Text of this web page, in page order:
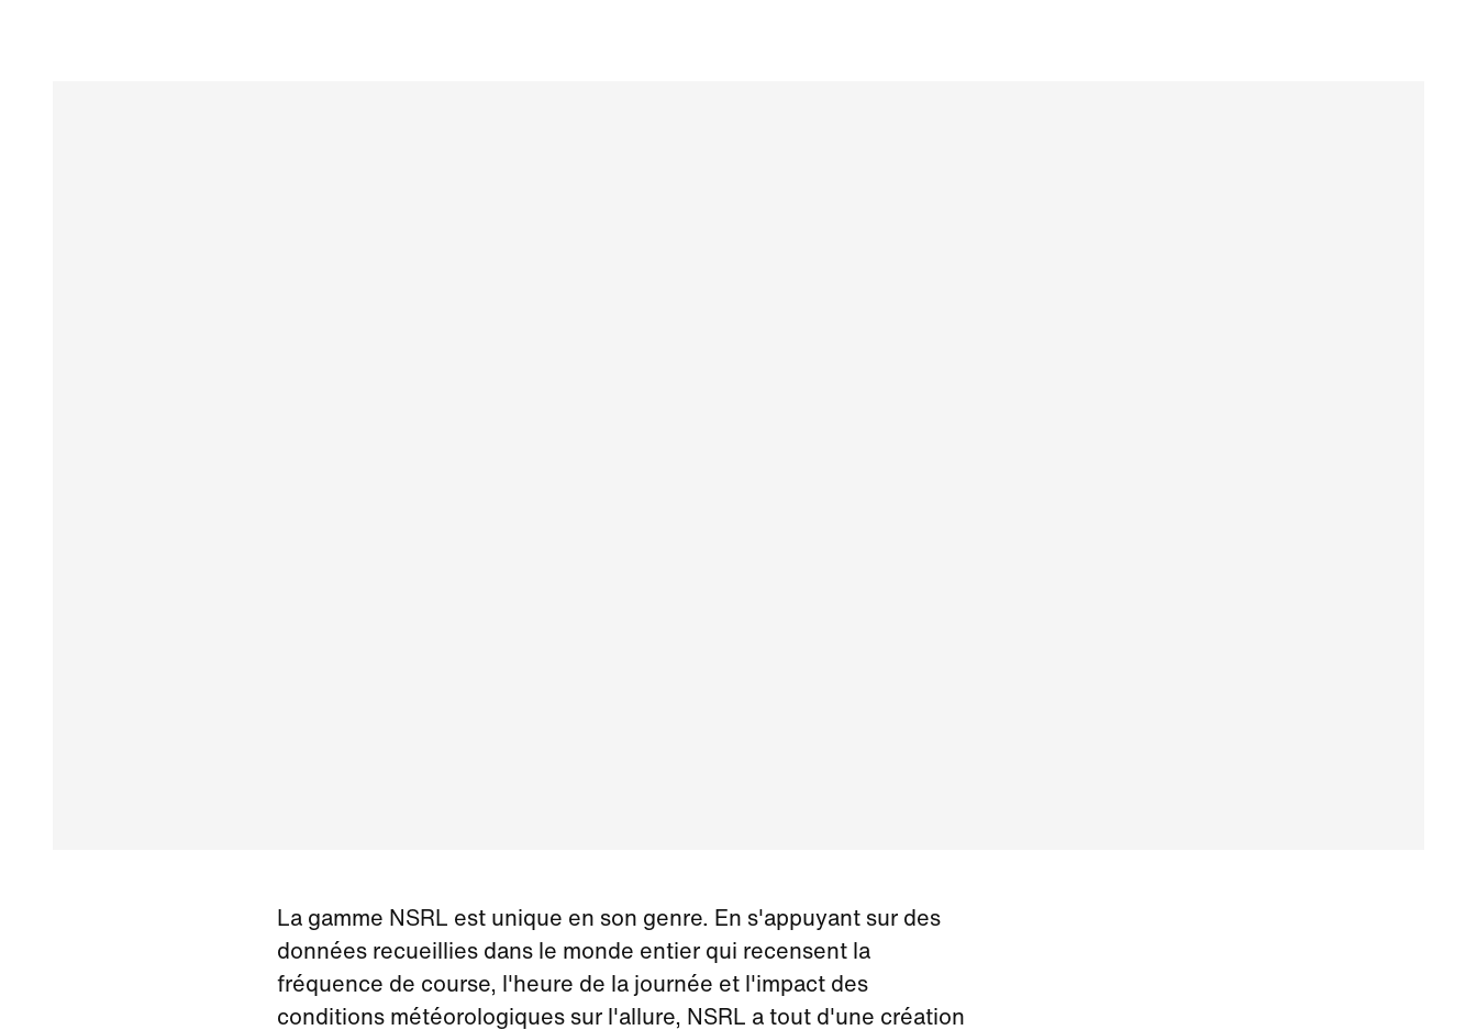
La gamme NSRL est unique en son genre. En s'appuyant sur des
données recueillies dans le monde entier qui recensent la
fréquence de course, l'heure de la journée et l'impact des
conditions météorologiques sur l'allure, NSRL a tout d'une création